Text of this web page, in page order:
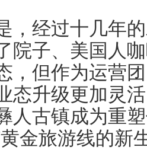
经过十几年的
院子、美国人
，但作为运营
态升级更加灵
人古镇成为重
金旅游线的新